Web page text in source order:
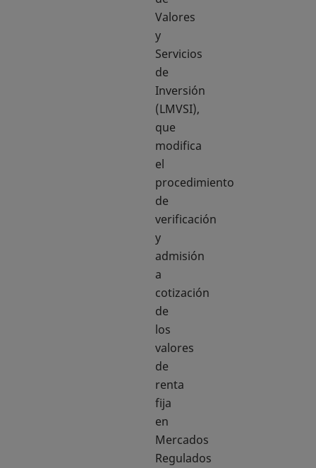
Valores
y
Servicios
de
Inversión
(LMVSI),
que
modifica
el
procedimiento
de
verificación
y
admisión
a
cotización
de
los
valores
de
renta
fija
en
Mercados
Regulados